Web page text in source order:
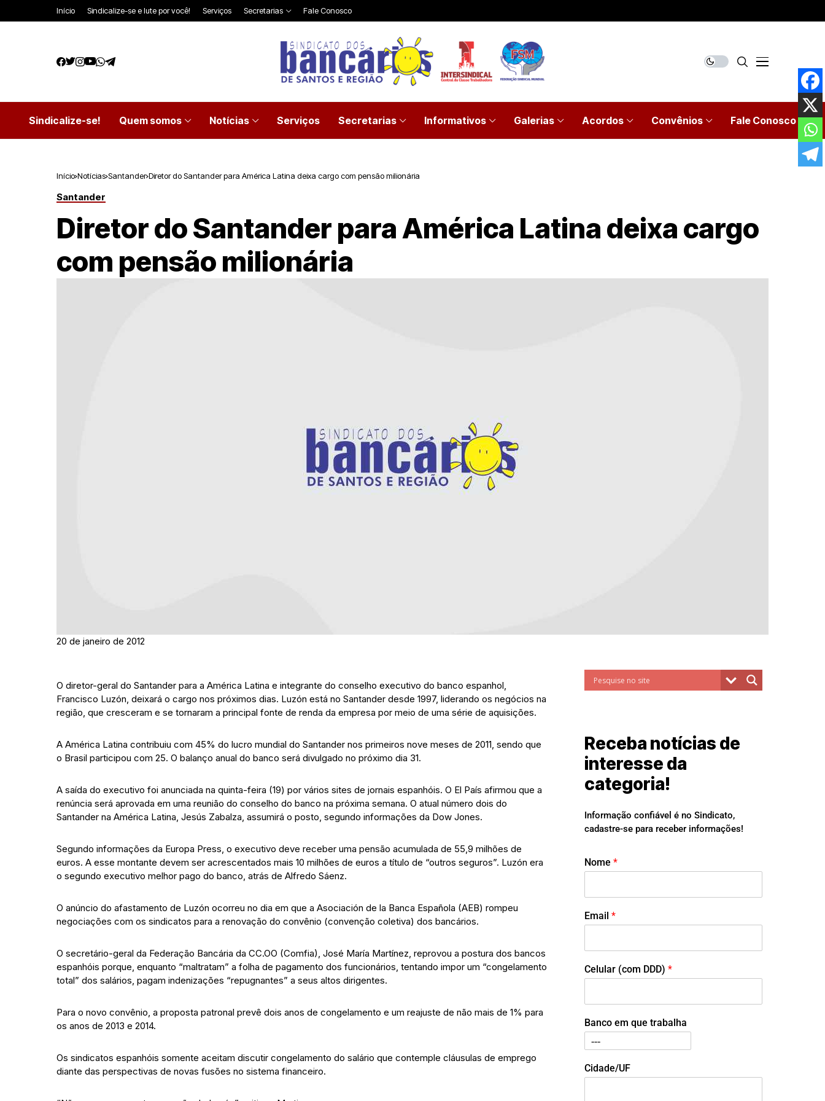
Início Sindicalize-se e lute por você! Serviços Secretarias Fale Conosco
Sindicalize-se! Quem somos Notícias Serviços Secretarias Informativos Galerias Acordos Convênios Fale Conosco
Início Notícias Santander Diretor do Santander para América Latina deixa cargo com pensão milionária
Santander
Diretor do Santander para América Latina deixa cargo
com pensão milionária
20 de janeiro de 2012
O diretor-geral do Santander para a América Latina e integrante do conselho executivo do banco espanhol,
Francisco Luzón, deixará o cargo nos próximos dias. Luzón está no Santander desde 1997, liderando os negócios na
região, que cresceram e se tornaram a principal fonte de renda da empresa por meio de uma série de aquisições.
A América Latina contribuiu com 45% do lucro mundial do Santander nos primeiros nove meses de 2011, sendo que
o Brasil participou com 25. O balanço anual do banco será divulgado no próximo dia 31.
A saída do executivo foi anunciada na quinta-feira (19) por vários sites de jornais espanhóis. O El País afirmou que a
renúncia será aprovada em uma reunião do conselho do banco na próxima semana. O atual número dois do
Santander na América Latina, Jesús Zabalza, assumirá o posto, segundo informações da Dow Jones.
Segundo informações da Europa Press, o executivo deve receber uma pensão acumulada de 55,9 milhões de
euros. A esse montante devem ser acrescentados mais 10 milhões de euros a título de “outros seguros”. Luzón era
o segundo executivo melhor pago do banco, atrás de Alfredo Sáenz.
O anúncio do afastamento de Luzón ocorreu no dia em que a Asociación de la Banca Española (AEB) rompeu
negociações com os sindicatos para a renovação do convênio (convenção coletiva) dos bancários.
O secretário-geral da Federação Bancária da CC.OO (Comfia), José María Martínez, reprovou a postura dos bancos
espanhóis porque, enquanto “maltratam” a folha de pagamento dos funcionários, tentando impor um “congelamento
total” dos salários, pagam indenizações “repugnantes” a seus altos dirigentes.
Para o novo convênio, a proposta patronal prevê dois anos de congelamento e um reajuste de não mais de 1% para
os anos de 2013 e 2014.
Os sindicatos espanhóis somente aceitam discutir congelamento do salário que contemple cláusulas de emprego
diante das perspectivas de novas fusões no sistema financeiro.
Receba notícias de
interesse da
categoria!
Informação confiável é no Sindicato,
cadastre-se para receber informações!
Nome *
Email *
Celular (com DDD) *
Banco em que trabalha
Cidade/UF